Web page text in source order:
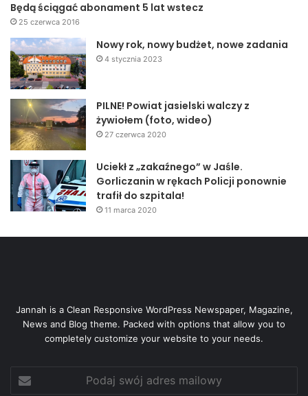
Będą ściągać abonament 5 lat wstecz
25 czerwca 2016
Nowy rok, nowy budżet, nowe zadania
4 stycznia 2023
PILNE! Powiat jasielski walczy z
żywiołem (foto, wideo)
27 czerwca 2020
Uciekł z „zakaźnego” w Jaśle.
Gorliczanin w rękach Policji ponownie
trafił do szpitala!
11 marca 2020
Jannah is a Clean Responsive WordPress Newspaper, Magazine,
News and Blog theme. Packed with options that allow you to
completely customize your website to your needs.
swój